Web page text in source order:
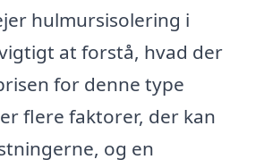
hulmursisolering i
at forstå, hvad der
for denne type
flere faktorer, der kan
og en